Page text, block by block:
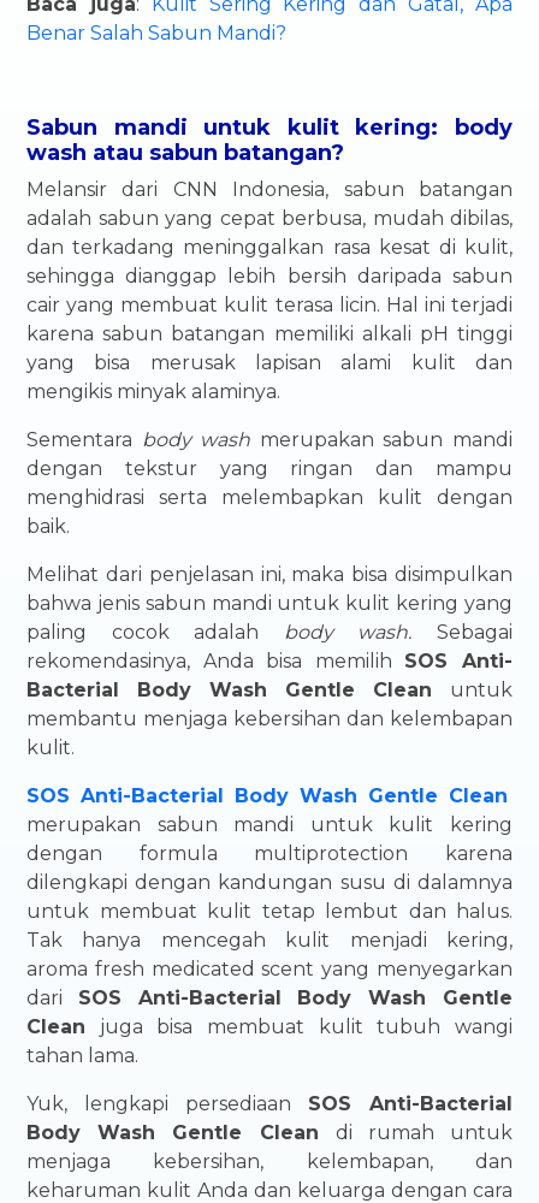
Benar Salah Sabun Mandi?
Sabun mandi untuk kulit kering: body
wash atau sabun batangan?
Melansir dari CNN Indonesia, sabun batangan
adalah sabun yang cepat berbusa, mudah dibilas,
dan terkadang meninggalkan rasa kesat di kulit,
sehingga dianggap lebih bersih daripada sabun
cair yang membuat kulit terasa licin. Hal ini terjadi
karena sabun batangan memiliki alkali pH tinggi
yang bisa merusak lapisan alami kulit dan
mengikis minyak alaminya.
Sementara body wash merupakan sabun mandi
dengan tekstur yang ringan dan mampu
menghidrasi serta melembapkan kulit dengan
baik.
Melihat dari penjelasan ini, maka bisa disimpulkan
bahwa jenis sabun mandi untuk kulit kering yang
paling cocok adalah body wash.Sebagai
rekomendasinya, Anda bisa memilih SOS Anti-
Bacterial Body Wash Gentle Clean untuk
membantu menjaga kebersihan dan kelembapan
kulit.
SOS Anti-Bacterial Body Wash Gentle Clean
merupakan sabun mandi untuk kulit kering
dengan formula multiprotection karena
dilengkapi dengan kandungan susu di dalamnya
untuk membuat kulit tetap lembut dan halus.
Tak hanya mencegah kulit menjadi kering,
aroma fresh medicated scent yang menyegarkan
dari SOS Anti-Bacterial Body Wash Gentle
Clean juga bisa membuat kulit tubuh wangi
tahan lama.
Yuk, lengkapi persediaan SOS Anti-Bacterial
Body Wash Gentle Clean di rumah untuk
menjaga kebersihan, kelembapan, dan
keharuman kulit Anda dan keluarga dengan cara